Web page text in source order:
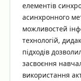
елементів
асинхронного
можливостей
технологій,
підходів
засвоєння
використання